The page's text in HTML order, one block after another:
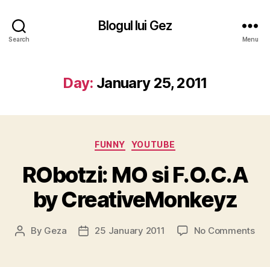
Search
Blogul lui Gez
Menu
Day: January 25, 2011
Categories
FUNNY YOUTUBE
RObotzi: MO si F.O.C.A
by CreativeMonkeyz
Post
By Geza
Post25 January 2011 No Commentson